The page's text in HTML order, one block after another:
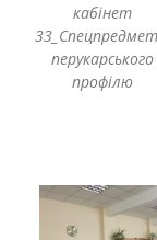
кабінет
перукарського
профілю